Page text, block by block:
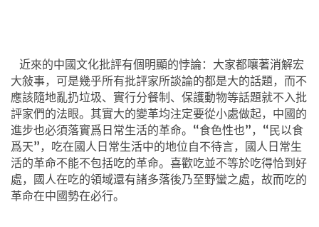
近來的中國文化批評有個明顯的悖論：大家都嚷著消解宏
大敍事，可是幾乎所有批評家所談論的都是大的話題，而不
應該隨地亂扔垃圾、實行分餐制、保護動物等話題就不入批
評家們的法眼。其實大的變革均注定要從小處做起，中國的
進步也必須落實爲日常生活的革命。“食色性也”，“民以食
爲天”，吃在國人日常生活中的地位自不待言，國人日常生
活的革命不能不包括吃的革命。喜歡吃並不等於吃得恰到好
處，國人在吃的領域還有諸多落後乃至野蠻之處，故而吃的
革命在中國勢在必行。